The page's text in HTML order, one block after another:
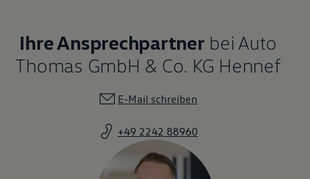
Ihre Ansprechpartnerbei Auto
Thomas GmbH & Co. KG Hennef
E-Mail schreiben
+49 2242 88960